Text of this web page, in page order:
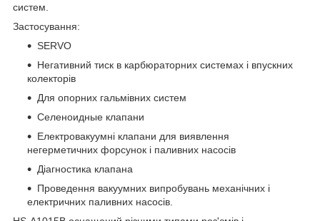
систем.
Застосування:
SERVO
Негативний тиск в карбюраторних системах і впускних
колекторів
Для опорних гальмівних систем
Селеноидные клапани
Електровакуумні клапани для виявлення
негерметичних форсунок і паливних насосів
Діагностика клапана
Проведення вакуумних випробувань механічних і
електричних паливних насосів.